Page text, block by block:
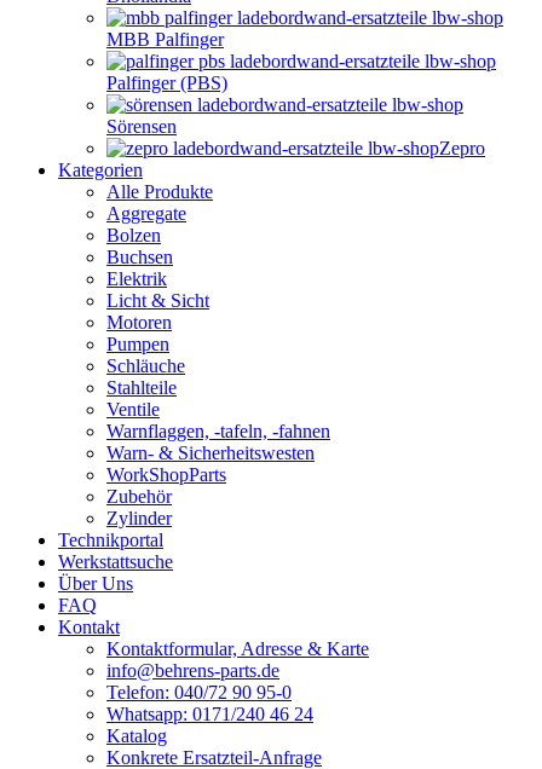
MBB Palfinger
Palfinger (PBS)
Sörensen
Zepro
Kategorien
Alle Produkte
Aggregate
Bolzen
Buchsen
Elektrik
Licht & Sicht
Motoren
Pumpen
Schläuche
Stahlteile
Ventile
Warnflaggen, -tafeln, -fahnen
Warn- & Sicherheitswesten
WorkShopParts
Zubehör
Zylinder
Technikportal
Werkstattsuche
Über Uns
FAQ
Kontakt
Kontaktformular, Adresse & Karte
info@behrens-parts.de
Telefon: 040/72 90 95-0
Whatsapp: 0171/240 46 24
Katalog
Konkrete Ersatzteil-Anfrage